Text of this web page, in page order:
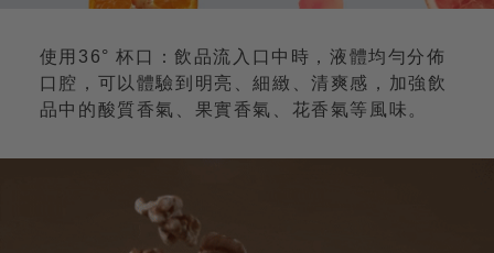
使用36° 杯口：飲品流入口中時，液體均勻分佈
口腔，可以體驗到明亮、細緻、清爽感，加強飲
品中的酸質香氣、果實香氣、花香氣等風味。